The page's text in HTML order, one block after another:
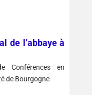
de l’abbaye à
Conférences en
de Bourgogne